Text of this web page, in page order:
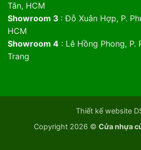
Tân, HCM
Showroom 3 : Đỗ Xuân Hợp, P.
HCM
Showroom 4: Lê Hồng Phong, P.
Trang
Thiết kế website
Copyright 2026 © Cửa nhựa